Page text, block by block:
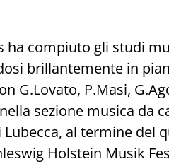
ha compiuto gli studi
brillantemente in
G.Lovato, P.Masi,
sezione musica da
al termine del
Holstein Musik